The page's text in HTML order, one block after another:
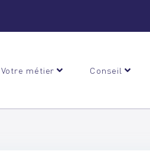
Votre métier Conseil